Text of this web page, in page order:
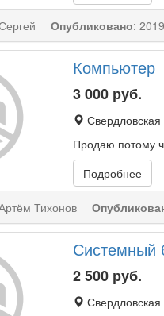
Опубликовано:
Компьютер
3 000 руб.
Продаю потому
Подробнее
Тихонов
Системный
2 500 руб.